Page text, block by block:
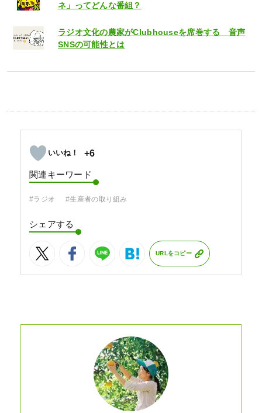
ネ」ってどんな番組？
ラジオ文化の農家がClubhouseを席巻する 音声
SNSの可能性とは
+6
関連キーワード
#ラジオ #生産者の取り組み
シェアする
URLをコピー